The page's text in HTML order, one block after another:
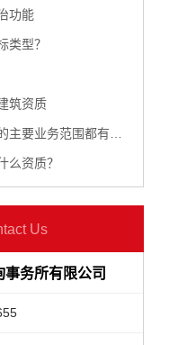
功能
类型？
筑资质
业务范围都有那些？
么资质？
Us
务所有限公司